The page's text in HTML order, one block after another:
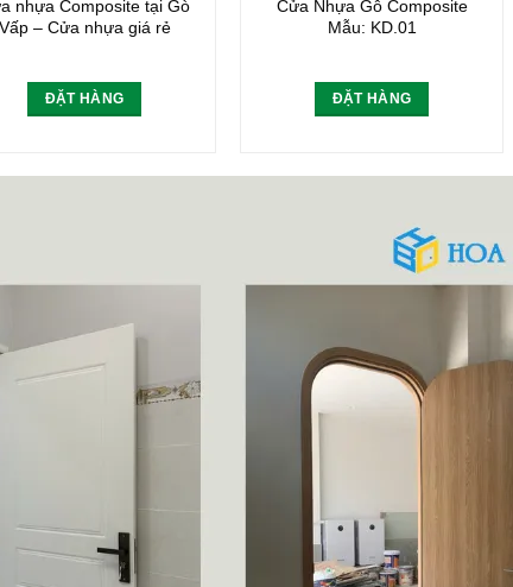
nhựa Composite tại Gò
Vấp – Cửa nhựa giá rẻ
ĐẶT HÀNG
Cửa Nhựa Gỗ Composite
Mẫu: KD.01
ĐẶT HÀNG